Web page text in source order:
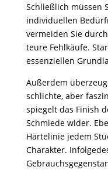
Schließlich müssen
individuellen
vermeiden Sie
teure Fehlkäufe.
essenziellen
Außerdem
schlichte, aber
spiegelt das Finish
Schmiede wider.
Härtelinie jedem
Charakter.